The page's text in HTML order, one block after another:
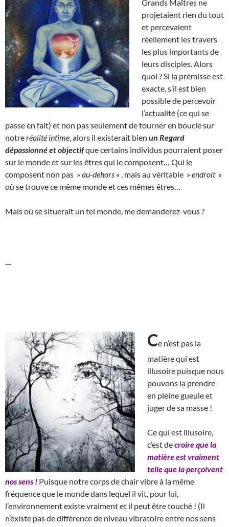
Grands Maîtres ne
projetaient rien du tout
et percevaient
réellement les travers
les plus importants de
leurs disciples. Alors
quoi ? Si la prémisse est
exacte, s’il est bien
possible de percevoir
l’actualité (ce qui se
passe en fait) et non pas seulement de tourner en boucle sur
notreréalité intime , alors il existerait bien un Regard
dépassionné et objectifque certains individus pourraient poser
sur le monde et sur les êtres qui le composent… Qui le
composent non pas »au-dehors « , mais au véritable »endroit »
où se trouve ce même monde et ces mêmes êtres…
Mais où se situerait un tel monde, me demanderez-vous ?
Ce n’est pas la
matière qui est
illusoire puisque nous
pouvons la prendre
en pleine gueule et
juger de sa masse !
Ce qui est illusoire,
c’est decroire que la
matière est vraiment
telle que la perçoivent
nos sens ! Puisque notre corps de chair vibre à la même
fréquence que le monde dans lequel il vit, pour lui,
l’environnement existe vraiment et il peut être touché ! (Il
n’existe pas de différence de niveau vibratoire entre nos sens